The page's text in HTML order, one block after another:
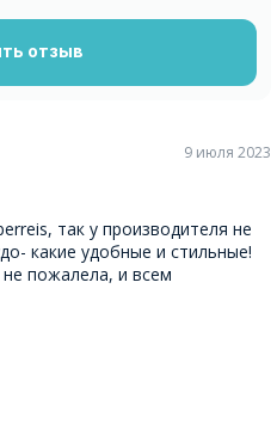
9 июля 2023
так у производителя не
какие удобные и стильные!
пожалела, и всем
отзыв